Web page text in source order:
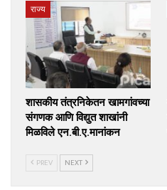
राज्य
शासकीय तंत्रनिकेतन खामगांवच्या
संगणक आणि विद्युत शाखांनी
मिळविले एन.बी.ए.मानांकन
PREV NEXT